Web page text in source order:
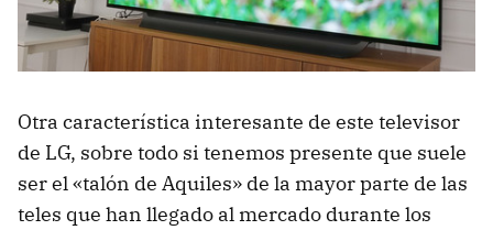
Otra característica interesante de este televisor
de LG, sobre todo si tenemos presente que suele
ser el «talón de Aquiles» de la mayor parte de las
teles que han llegado al mercado durante los